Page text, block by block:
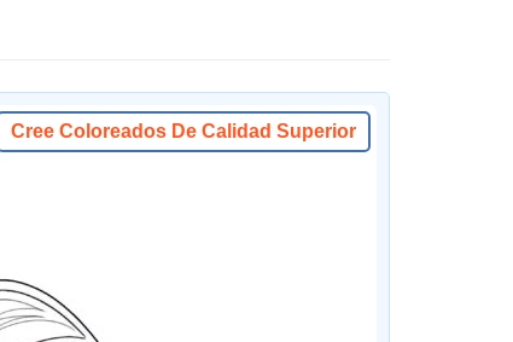
Cree Coloreados De Calidad Superior